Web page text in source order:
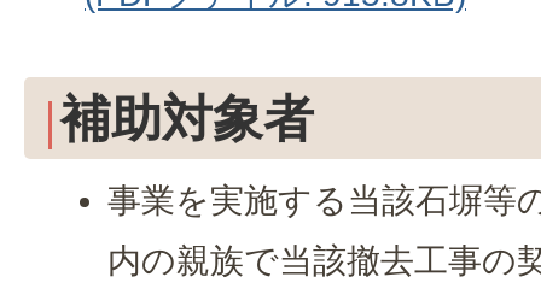
補助対象者
事業を実施する当該石塀等
内の親族で当該撤去工事の